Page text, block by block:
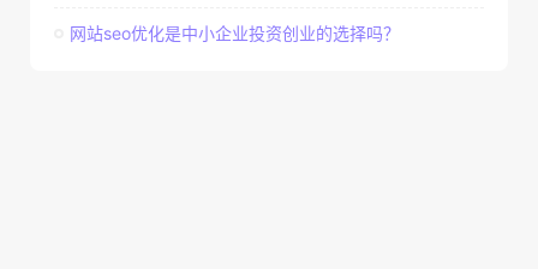
网站seo优化是中小企业投资创业的选择吗？